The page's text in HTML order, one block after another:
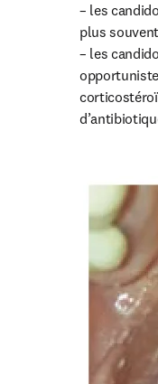
– les
plus
– les